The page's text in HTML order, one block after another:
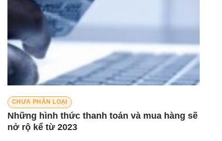
CHƯA PHÂN LOẠI
Những hình thức thanh toán và mua hàng sẽ
nở rộ kể từ 2023